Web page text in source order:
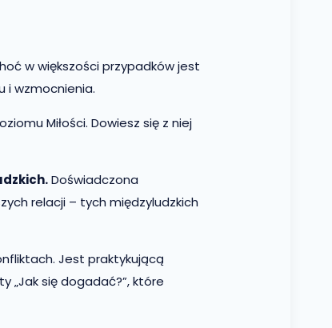
w większości przypadków jest
i wzmocnienia.
Miłości. Dowiesz się z niej
Doświadczona
relacji – tych międzyludzkich
Jest praktykującą
„Jak się dogadać?”, które